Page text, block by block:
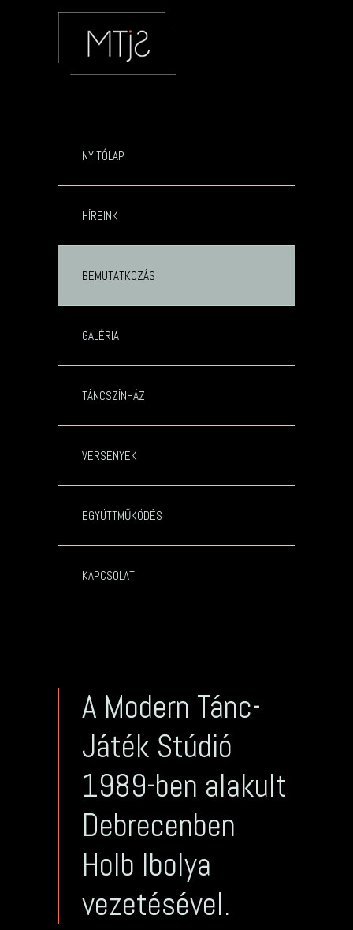
NYITÓLAP
HÍREINK
BEMUTATKOZÁS
GALÉRIA
TÁNCSZÍNHÁZ
VERSENYEK
EGYÜTTMŰKÖDÉS
KAPCSOLAT
A Modern Tánc-
Játék Stúdió
1989-ben alakult
Debrecenben
Holb Ibolya
vezetésével.